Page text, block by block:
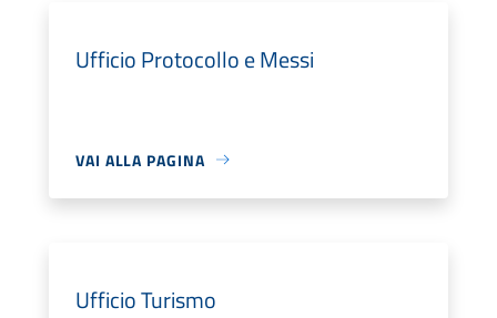
Ufficio Protocollo e Messi
VAI ALLA PAGINA
Ufficio Turismo